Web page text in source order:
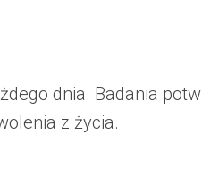
dnia. Badania
z życia.